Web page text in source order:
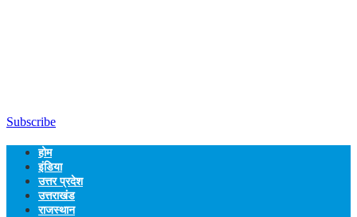
Subscribe
होम
इंडिया
उत्तर प्रदेश
उत्तराखंड
राजस्थान